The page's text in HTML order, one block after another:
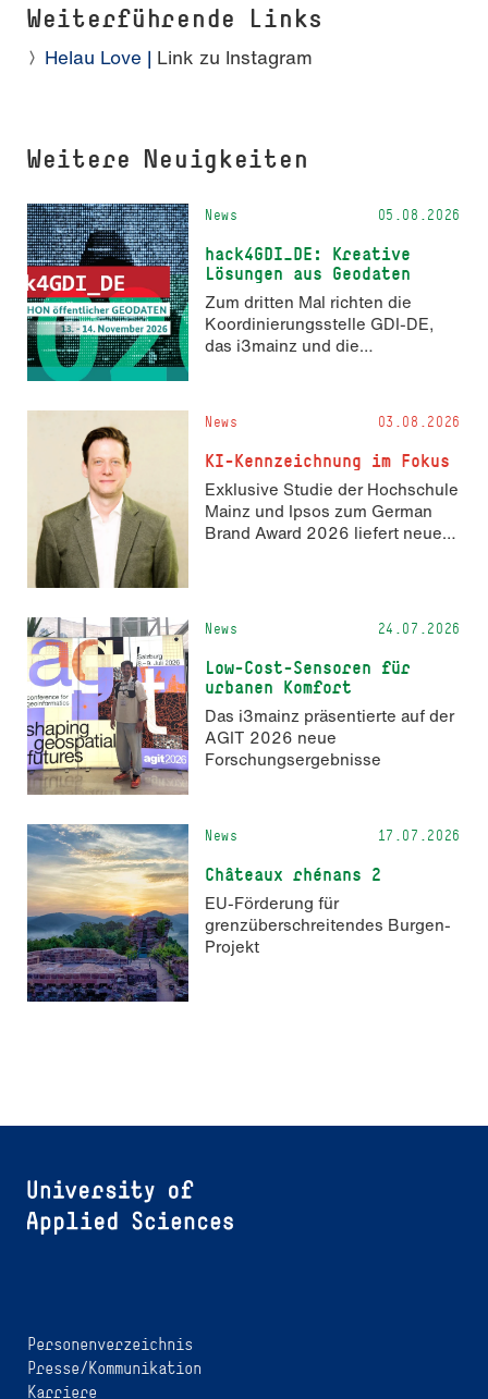
Weiterführende Links
Helau Love | Link zu Instagram
Weitere Neuigkeiten
News 05.08.2026
hack4GDI_DE: Kreative
Lösungen aus Geodaten
Zum dritten Mal richten die
Koordinierungsstelle GDI-DE,
das i3mainz und die
und 14. November 2026 den
Hackathon hack4GDI_DE an der
Hochschule Mainz aus. Die
Anmeldung ist geöffnet und bis
zum 2. Oktober 2026 möglich.
News 03.08.2026
KI-Kennzeichnung im Fokus
Exklusive Studie der Hochschule
Mainz und Ipsos zum German
Brand Award 2026 liefert neue
News 24.07.2026
Low-Cost-Sensoren für
urbanen Komfort
Das i3mainz präsentierte auf der
AGIT 2026 neue
Forschungsergebnisse
News 17.07.2026
Châteaux rhénans 2
EU-Förderung für
grenzüberschreitendes Burgen-
Projekt
Personenverzeichnis
Presse/Kommunikation
Karriere